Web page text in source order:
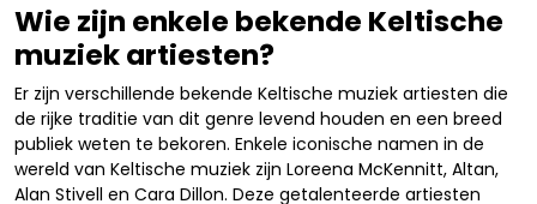
Wie zijn enkele bekende Keltische
muziek artiesten?
Er zijn verschillende bekende Keltische muziek artiesten die
de rijke traditie van dit genre levend houden en een breed
publiek weten te bekoren. Enkele iconische namen in de
wereld van Keltische muziek zijn Loreena McKennitt, Altan,
Alan Stivell en Cara Dillon. Deze getalenteerde artiesten